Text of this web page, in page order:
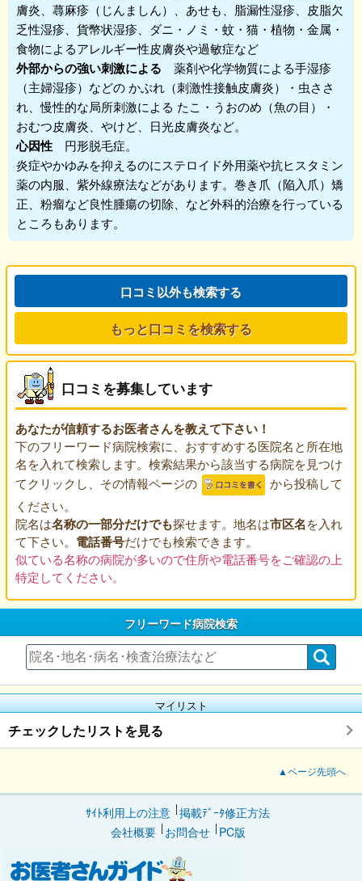
膚炎、蕁麻疹（じんましん）、あせも、脂漏性湿疹、皮脂欠
乏性湿疹、貨幣状湿疹、ダニ・ノミ・蚊・猫・植物・金属・
食物によるアレルギー性皮膚炎や過敏症など
外部からの強い刺激による 薬剤や化学物質による手湿疹
（主婦湿疹）などの かぶれ（刺激性接触皮膚炎）・虫ささ
れ、慢性的な局所刺激による たこ・うおのめ（魚の目）・
おむつ皮膚炎、やけど、日光皮膚炎など。
心因性 円形脱毛症。
炎症やかゆみを抑えるのにステロイド外用薬や抗ヒスタミン
薬の内服、紫外線療法などがあります。巻き爪（陥入爪）矯
正、粉瘤など良性腫瘍の切除、など外科的治療を行っている
ところもあります。
口コミ以外も検索する
もっと口コミを検索する
口コミを募集しています
あなたが信頼するお医者さんを教えて下さい！
下のフリーワード病院検索に、おすすめする医院名と所在地
名を入れて検索します。検索結果から該当する病院を見つけ
てクリックし、その情報ページの
から投稿して
ください。
院名は名称の一部分だけでも探せます。地名は市区名を入れ
て下さい。 電話番号だけでも検索できます。
似ている名称の病院が多いので住所や電話番号をご確認の上
特定してください。
フリーワード病院検索
マイリスト
チェックしたリストを見る
▲ページ先頭へ
ｻｲﾄ利用上の注意 掲載ﾃﾞｰﾀ修正方法
会社概要
お問合せ PC版